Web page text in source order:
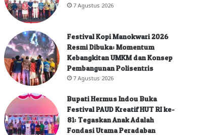
7 Agustus 2026
Festival Kopi Manokwari 2026
Resmi Dibuka: Momentum
Kebangkitan UMKM dan Konsep
Pembangunan Polisentris
7 Agustus 2026
Bupati Hermus Indou Buka
Festival PAUD Kreatif HUT RI ke-
81: Tegaskan Anak Adalah
Fondasi Utama Peradaban